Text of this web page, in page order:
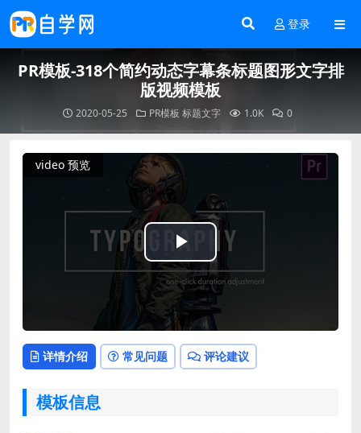
登录
PR模板-318个简约动态字幕条标题图形文字排
版视频模板
2020-05-25 PR模板 标题文字 1.0K 0
video 预览
Play
Video
详情介绍 常见问题 评论建议
模板信息